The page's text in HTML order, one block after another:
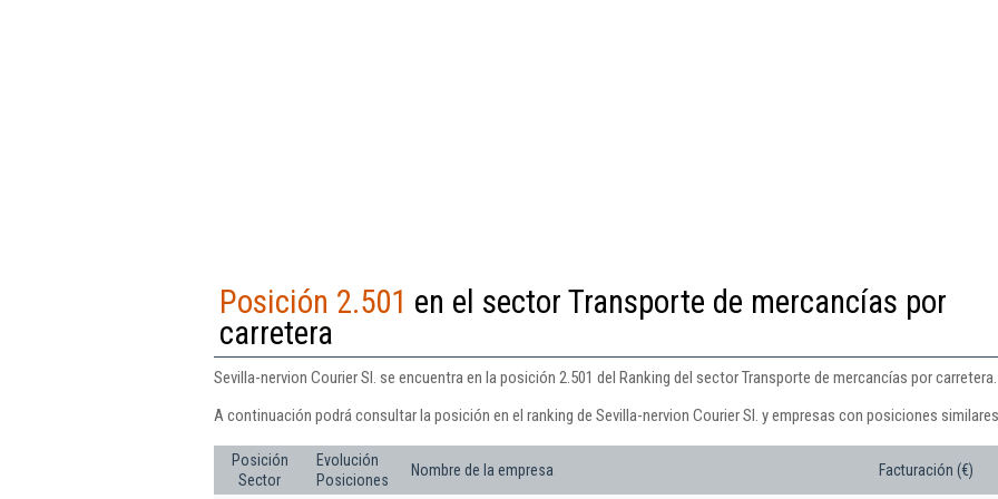
Posición 2.501 en el sector Transporte de mercancías por
carretera
Sevilla-nervion Courier Sl. se encuentra en la posición 2.501 del Ranking del sector Transporte de mercancías por carretera.
A continuación podrá consultar la posición en el ranking de Sevilla-nervion Courier Sl. y empresas con posiciones
Posición
Sector
Evolución
Posiciones
Nombre de la empresa Facturación (€)